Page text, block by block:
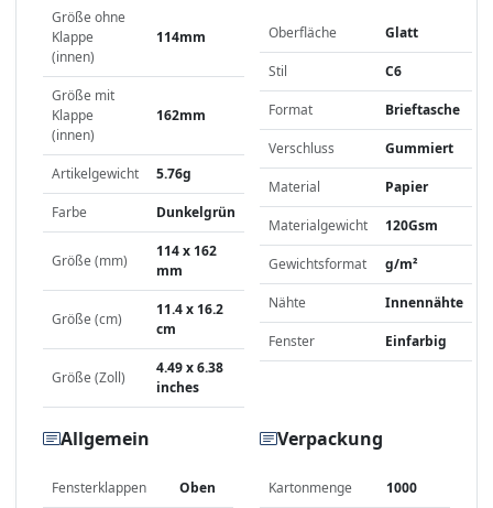
Größe ohne
Klappe
(innen)
114mm
Größe mit
Klappe
(innen)
162mm
Artikelgewicht 5.76g
Farbe Dunkelgrün
Größe (mm)
114 x 162
mm
Größe (cm)
11.4 x 16.2
cm
Größe (Zoll)
4.49 x 6.38
inches
Oberfläche Glatt
Stil C6
Format Brieftasche
Verschluss Gummiert
Material Papier
Materialgewicht 120Gsm
Gewichtsformat g/m²
Nähte Innennähte
Fenster Einfarbig
Allgemein
Fensterklappen Oben
Verpackung
Kartonmenge 1000